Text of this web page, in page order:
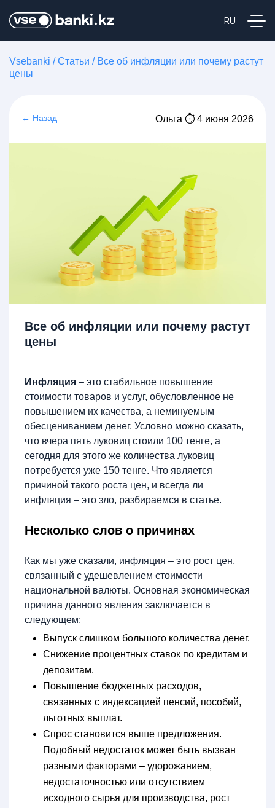
Vsebanki /Статьи / Все об инфляции или почему растут
цены
← Назад Ольга ⏱ 4 июня 2026
Все об инфляции или почему растут
цены
Инфляция – это стабильное повышение
стоимости товаров и услуг, обусловленное не
повышением их качества, а неминуемым
обесцениванием денег. Условно можно сказать,
что вчера пять луковиц стоили 100 тенге, а
сегодня для этого же количества луковиц
потребуется уже 150 тенге. Что является
причиной такого роста цен, и всегда ли
инфляция – это зло, разбираемся в статье.
Несколько слов о причинах
Как мы уже сказали, инфляция – это рост цен,
связанный с удешевлением стоимости
национальной валюты. Основная экономическая
причина данного явления заключается в
следующем:
Выпуск слишком большого количества денег.
Снижение процентных ставок по кредитам и
депозитам.
Повышение бюджетных расходов,
связанных с индексацией пенсий, пособий,
льготных выплат.
Спрос становится выше предложения.
Подобный недостаток может быть вызван
разными факторами – удорожанием,
недостаточностью или отсутствием
исходного сырья для производства, рост